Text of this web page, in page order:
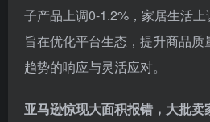
子产品上调0-1.2%，家居生活
旨在优化平台生态，提升商品
趋势的响应与灵活应对。
亚马逊惊现大面积报错，大批卖